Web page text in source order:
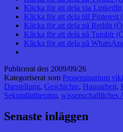
Klicka för att dela via
Klicka för att dela till Pinterest
Klicka för att dela på Reddit
Klicka för att dela på Tumblr
Klicka för att dela på
Publicerat den 2009/09/26
Kategoriserat som Proseminarium
Darstellung, Geschichte, Hausarbeit,
Sekundärliteratur, wissenschaftliches
Senaste inläggen